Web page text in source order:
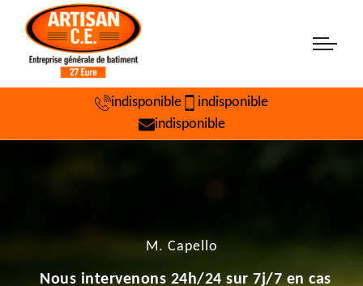
indisponible
indisponible
indisponible
M. Capello
Nous intervenons 24h/24 sur 7j/7 en cas